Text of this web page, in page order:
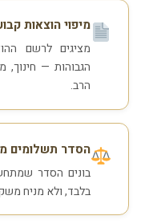
מיפוי הוצאות
מציגים לרשם
הגבוהות — חינוך,
הרב.
הסדר תשלומים
בונים הסדר
בלבד, ולא מניח